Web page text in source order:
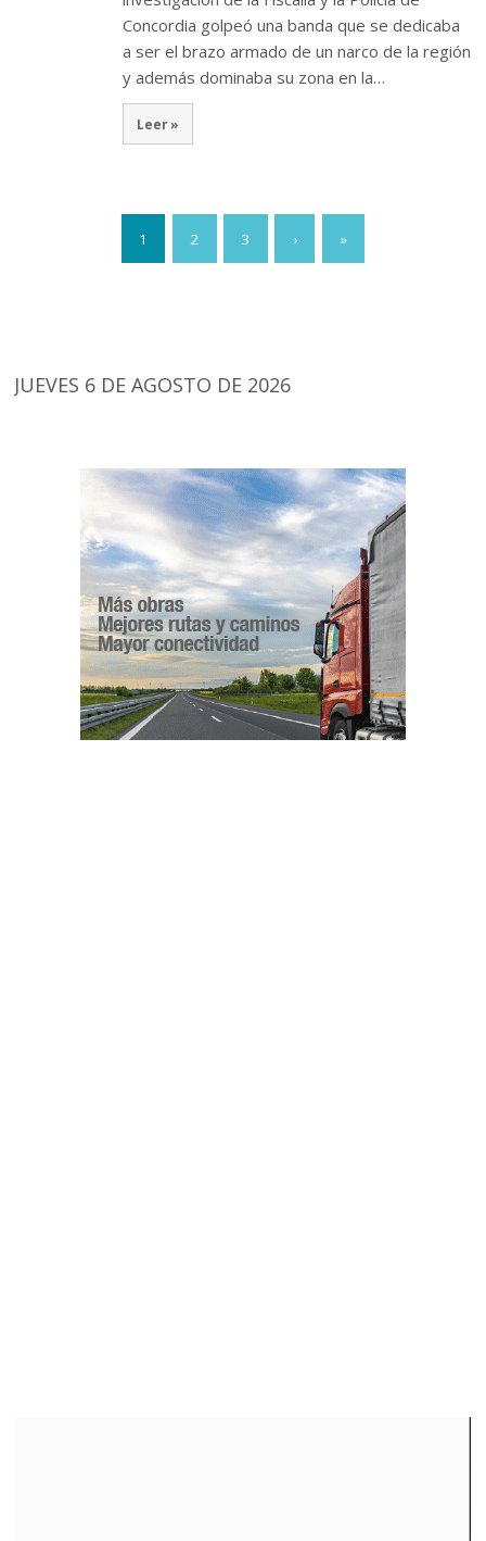
Concordia golpeó una banda que se dedicaba
a ser el brazo armado de un narco de la región
y además dominaba su zona en la…
Leer »
1 2 3 › »
JUEVES 6 DE AGOSTO DE 2026